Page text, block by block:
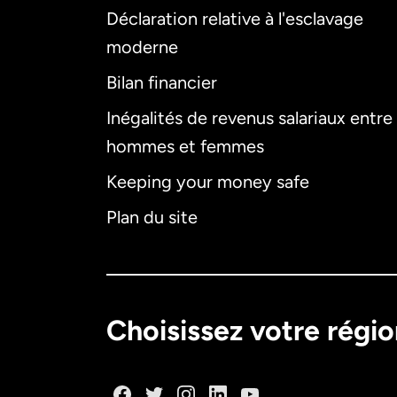
Déclaration relative à l'esclavage
moderne
Bilan financier
Inégalités de revenus salariaux entre
hommes et femmes
Keeping your money safe
Plan du site
Choisissez votre